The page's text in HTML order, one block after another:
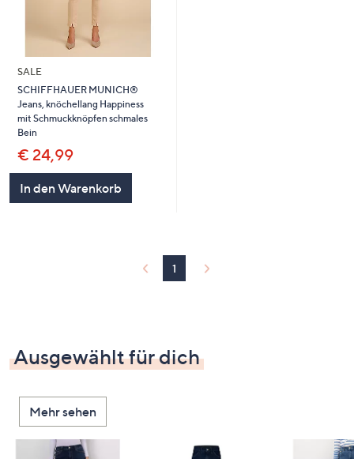
SALE
SCHIFFHAUER MUNICH®
Jeans, knöchellang Happiness
mit Schmuckknöpfen schmales
Bein
€ 24,99
In den Warenkorb
1
Ausgewählt für dich
Mehr sehen